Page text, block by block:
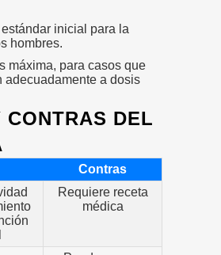
inicial para la
hombres.
máxima, para casos que
adecuadamente a dosis
CONTRAS DEL
Contras
Requiere receta
médica